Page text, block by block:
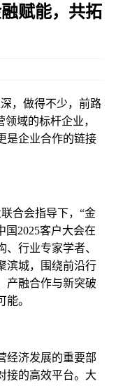
赋能，共拓
，做得不少，前路
域的标杆企业，
是企业合作的链接
合会指导下，“金
国2025客户大会在
行业专家学者、
滨城，围绕前沿行
产融合作与新突破
。
经济发展的重要部
接的高效平台。大